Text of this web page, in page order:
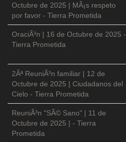
Octubre de 2025 | MÃ¡s respeto
por favor - Tierra Prometida
OraciÃ³n | 16 de Octubre de 2025 -
Tierra Prometida
2Âª ReuniÃ³n familiar | 12 de
Octubre de 2025 | Ciudadanos del
Cielo - Tierra Prometida
ReuniÃ³n "SÃ© Sano" | 11 de
Octubre de 2025 | - Tierra
Prometida